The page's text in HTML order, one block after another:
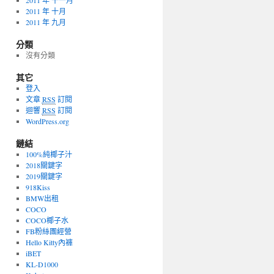
2011 年 十月
2011 年 九月
分類
沒有分類
其它
登入
文章RSS 訂閱
迴響RSS 訂閱
WordPress.org
鏈結
100%純椰子汁
2018關鍵字
2019關鍵字
918Kiss
BMW出租
COCO
COCO椰子水
FB粉絲團經營
Hello Kitty內褲
iBET
KL-D1000